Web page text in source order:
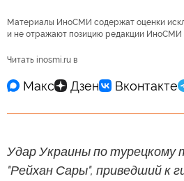
Материалы ИноСМИ содержат оценки
и не отражают позицию редакции ИноСМИ
Читать inosmi.ru в
Удар Украины по турецкому
"Рейхан Сары", приведший к